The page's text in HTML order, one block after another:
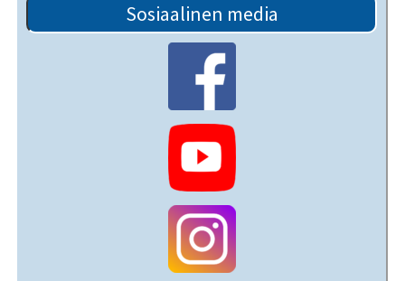
Sosiaalinen media